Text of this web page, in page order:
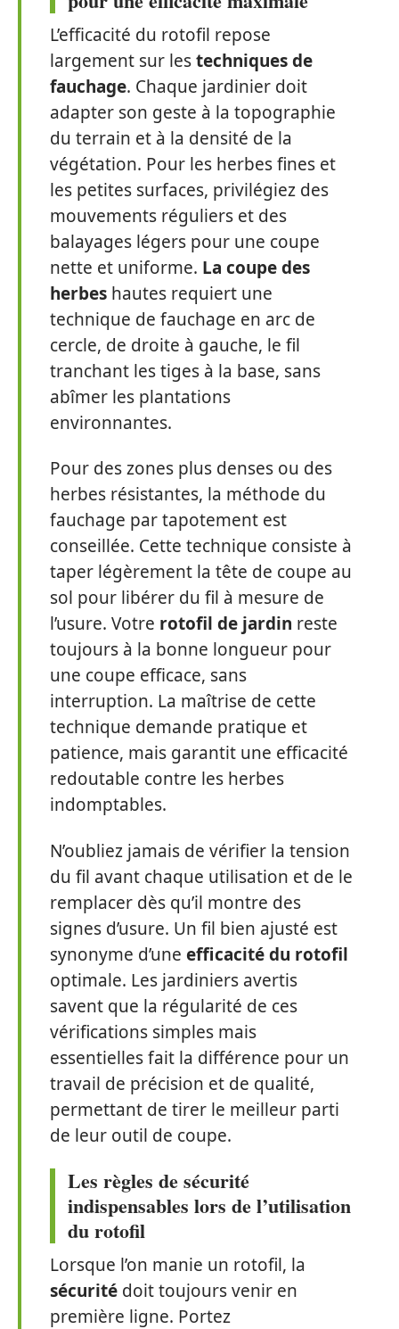
L’efficacité du rotofil repose
largement sur lestechniques de
fauchage. Chaque jardinier doit
adapter son geste à la topographie
du terrain et à la densité de la
végétation. Pour les herbes fines et
les petites surfaces, privilégiez des
mouvements réguliers et des
balayages légers pour une coupe
nette et uniforme. La coupe des
herbes hautes requiert une
technique de fauchage en arc de
cercle, de droite à gauche, le fil
tranchant les tiges à la base, sans
abîmer les plantations
environnantes.
Pour des zones plus denses ou des
herbes résistantes, la méthode du
fauchage par tapotement est
conseillée. Cette technique consiste à
taper légèrement la tête de coupe au
sol pour libérer du fil à mesure de
l’usure. Votre rotofil de jardin reste
toujours à la bonne longueur pour
une coupe efficace, sans
interruption. La maîtrise de cette
technique demande pratique et
patience, mais garantit une efficacité
redoutable contre les herbes
indomptables.
N’oubliez jamais de vérifier la tension
du fil avant chaque utilisation et de le
remplacer dès qu’il montre des
signes d’usure. Un fil bien ajusté est
synonyme d’une efficacité du rotofil
optimale. Les jardiniers avertis
savent que la régularité de ces
vérifications simples mais
essentielles fait la différence pour un
travail de précision et de qualité,
permettant de tirer le meilleur parti
de leur outil de coupe.
Les règles de sécurité
indispensables lors de l’utilisation
du rotofil
Lorsque l’on manie un rotofil, la
sécurité doit toujours venir en
première ligne. Portez